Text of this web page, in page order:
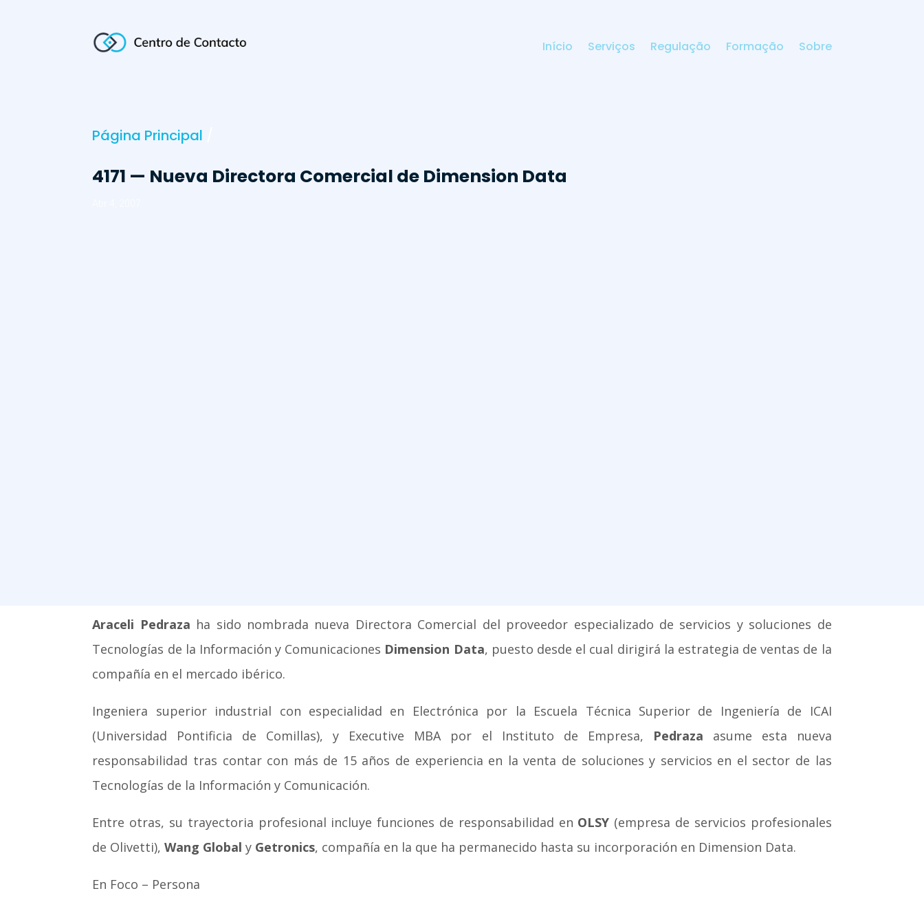
Início Serviços Regulação Formação Sobre
Página Principal
4171 — Nueva Directora Comercial de Dimension Data
Araceli Pedraza ha sido nombrada nueva Directora Comercial del proveedor especializado de servicios y soluciones de
Tecnologías de la Información y Comunicaciones Dimension Data, puesto desde el cual dirigirá la estrategia de ventas de la
compañía en el mercado ibérico.
Ingeniera superior industrial con especialidad en Electrónica por la Escuela Técnica Superior de Ingeniería de ICAI
(Universidad Pontificia de Comillas), y Executive MBA por el Instituto de Empresa,
Pedraza asume esta nueva
responsabilidad tras contar con más de 15 años de experiencia en la venta de soluciones y servicios en el sector de las
Tecnologías de la Información y Comunicación.
Entre otras, su trayectoria profesional incluye funciones de responsabilidad en OLSY (empresa de servicios profesionales
de Olivetti),Wang Global y Getronics, compañía en la que ha permanecido hasta su incorporación en Dimension Data.
En Foco – Persona